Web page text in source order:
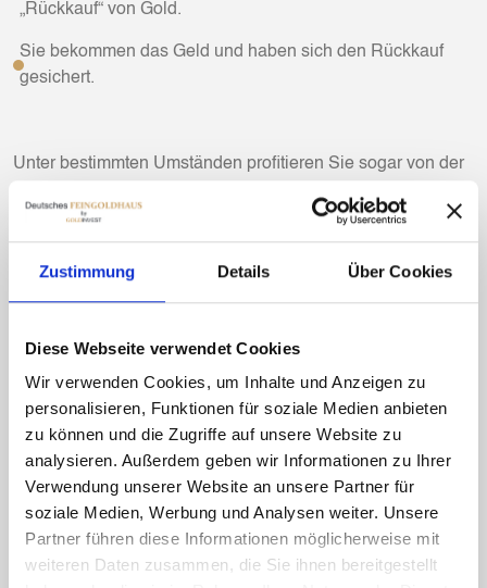
Zustimmung Details Über Cookies
Diese Webseite verwendet Cookies
Wir verwenden Cookies, um Inhalte und Anzeigen zu
personalisieren, Funktionen für soziale Medien anbieten
zu können und die Zugriffe auf unsere Website zu
analysieren. Außerdem geben wir Informationen zu Ihrer
Verwendung unserer Website an unsere Partner für
soziale Medien, Werbung und Analysen weiter. Unsere
Partner führen diese Informationen möglicherweise mit
weiteren Daten zusammen, die Sie ihnen bereitgestellt
„Rückkauf“ von Gold.
Sie bekommen das Geld und haben sich den Rückkauf
gesichert.
Unter bestimmten Umständen profitieren Sie sogar von der
Was benötigen Sie für MOMENTUM-Gold?
Ein Dokument zur Legitimation und ggf. eine
Bankverbindung.
Was benötigen wir nicht?
Einkommensnachweise
Bilanzen
Auskünfte vom Arbeitgeber (z.B. Probezeit, Befristungen,
Pfändungen)
Auskünfte von Kreditinstituten
Auszüge von Auskunfteien wie z.B. Schufa oder